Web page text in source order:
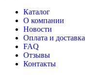
Каталог
О компании
Новости
Оплата и доставка
FAQ
Отзывы
Контакты